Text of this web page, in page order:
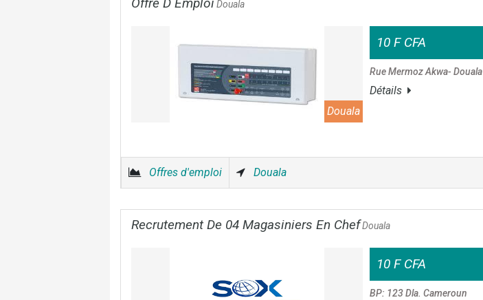
Douala
Douala
10 F CFA
Rue Mermoz Akwa- Douala
Détails
Offres d'emploi Douala
Recrutement De 04 Magasiniers En ChefDouala
10 F CFA
BP: 123 Dla. Cameroun